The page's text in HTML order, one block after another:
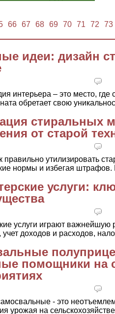
66 67 68 69 70 71 72 73
идеи: дизайн
интерьера – это место,
обретает свою
стиральных
от старой
правильно утилизировать
нормы и избегая
услуги:
услуги играют важнейшую
учет доходов и расходов,
помощники на
- это
урожая на